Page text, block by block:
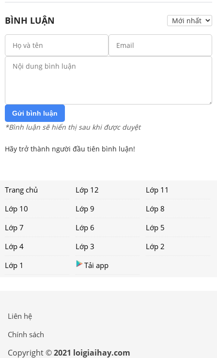
BÌNH LUẬN
Gửi bình luận
*Bình luận sẽ hiển thị sau khi được duyệt
Hãy trở thành người đầu tiên bình luận!
Trang chủ Lớp 12
Lớp 11
Lớp 10
Lớp 9
Lớp 8
Lớp 7
Lớp 6
Lớp 5
Lớp 4
Lớp 3
Lớp 2
Lớp 1
Tải app
Liên hệ
Chính sách
Copyright ©2021 loigiaihay.com